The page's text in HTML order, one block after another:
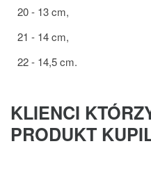
20 - 13 cm,
21 - 14 cm,
22 - 14,5 cm.
KLIENCI
PRODUKT